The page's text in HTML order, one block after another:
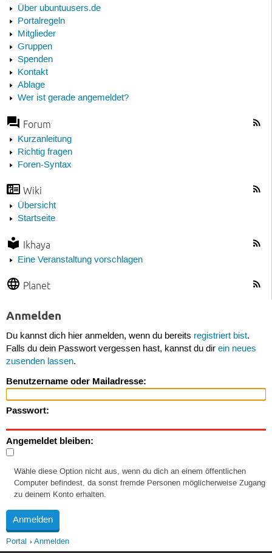
Über ubuntuusers.de
Portalregeln
Mitglieder
Gruppen
Spenden
Kontakt
Ablage
Wer ist gerade angemeldet?
Forum
Kurzanleitung
Richtig fragen
Foren-Syntax
Wiki
Übersicht
Startseite
Ikhaya
Eine Veranstaltung vorschlagen
Planet
Anmelden
Du kannst dich hier anmelden, wenn du bereits registriert bist.
Falls du dein Passwort vergessen hast, kannst du dir ein neues
zusenden lassen.
Benutzername oder Mailadresse:
Passwort:
Angemeldet bleiben:
Wähle diese Option nicht aus, wenn du dich an einem öffentlichen
Computer befindest, da sonst fremde Personen möglicherweise Zugang
zu deinem Konto erhalten.
Portal Anmelden